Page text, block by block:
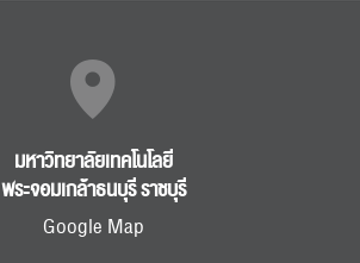
มหาวิทยาลัยเทคโนโลยี
พระจอมเกล้าธนบุรี ราชบุรี
Google Map